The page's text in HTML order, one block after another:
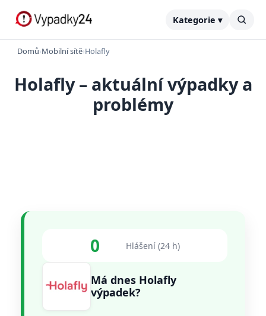
Kategorie ▾
Domů›Mobilní sítě›Holafly
Holafly – aktuální výpadky a
problémy
0 Hlášení (24 h)
Má dnes Holafly
výpadek?